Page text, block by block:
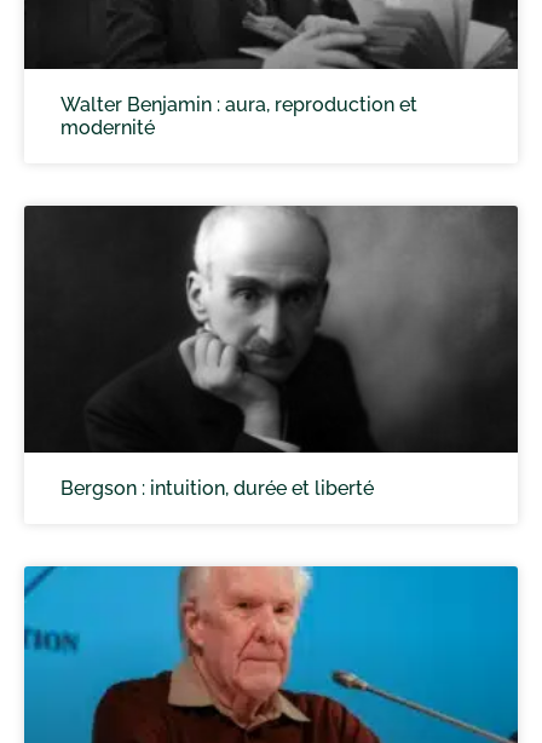
Walter Benjamin : aura, reproduction et
modernité
Bergson : intuition, durée et liberté